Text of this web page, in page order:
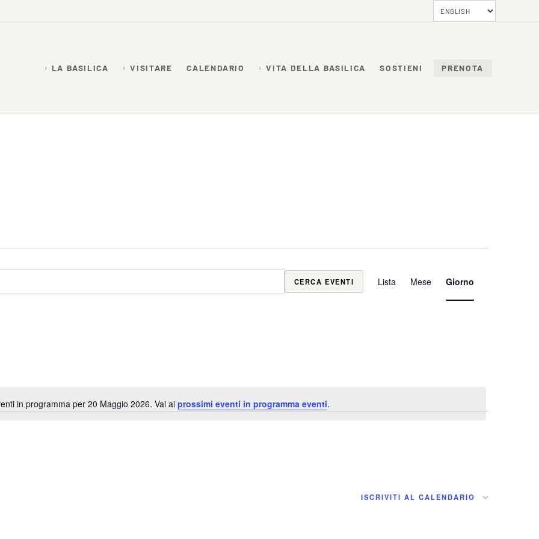
LA BASILICA VISITARE CALENDARIO VITA DELLA BASILICA SOSTIENI PRENOTA
Notice
in programma per 20 Maggio 2026. Vai ai prossimi eventi in programma eventi.
CERCA EVENTI
Evento
Viste
Lista Mese Giorno
ISCRIVITI AL CALENDARIO